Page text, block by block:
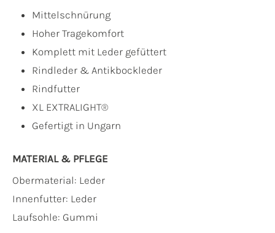
Mittelschnürung
Hoher Tragekomfort
Komplett mit Leder gefüttert
Rindleder & Antikbockleder
Rindfutter
XL EXTRALIGHT®
Gefertigt in Ungarn
MATERIAL & PFLEGE
Obermaterial: Leder
Innenfutter: Leder
Laufsohle: Gummi